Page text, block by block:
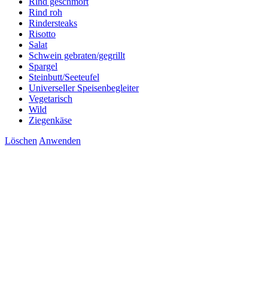
Rind roh
Rindersteaks
Risotto
Salat
Schwein gebraten/gegrillt
Spargel
Steinbutt/Seeteufel
Universeller Speisenbegleiter
Vegetarisch
Wild
Ziegenkäse
Löschen Anwenden